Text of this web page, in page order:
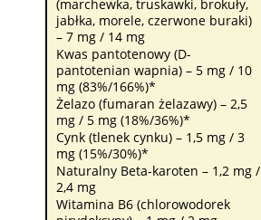
(marchewka, truskawki, brokuły,
jabłka, morele, czerwone buraki)
– 7 mg / 14 mg
Kwas pantotenowy (D-
pantotenian wapnia) – 5 mg / 10
mg (83%/166%)*
Żelazo (fumaran żelazawy) – 2,5
mg / 5 mg (18%/36%)*
Cynk (tlenek cynku) – 1,5 mg / 3
mg (15%/30%)*
Naturalny Beta-karoten – 1,2 mg /
2,4 mg
Witamina B6 (chlorowodorek